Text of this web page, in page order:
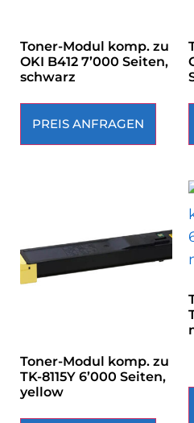
Toner-Modul komp. zu
OKI B412 7’000 Seiten,
schwarz
PREIS ANFRAGEN
Toner-Modul komp. zu
TK-8115Y 6’000 Seiten,
yellow